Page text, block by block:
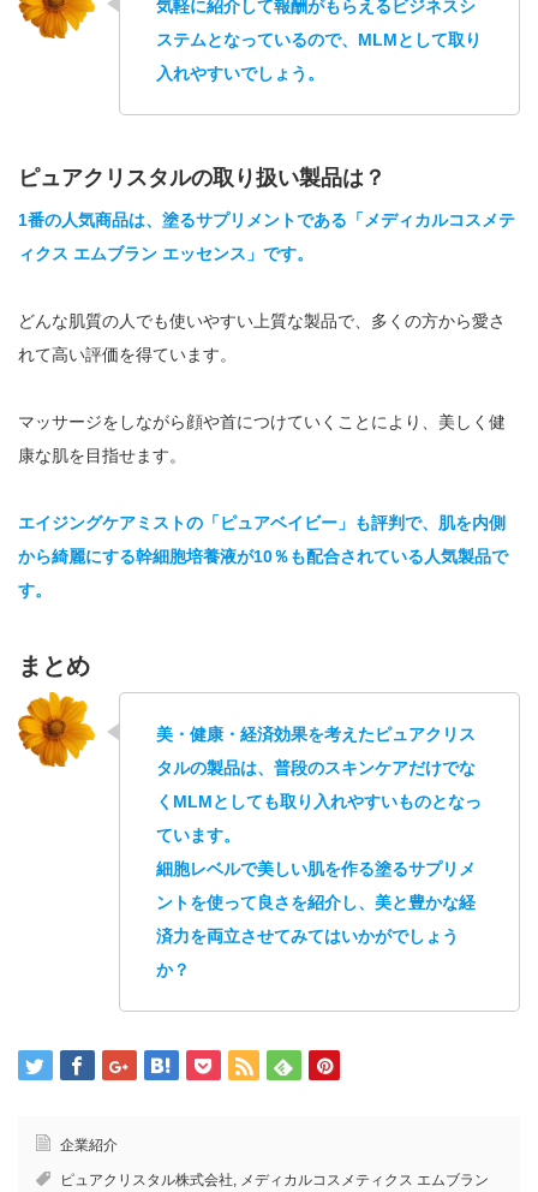
気軽に紹介して報酬がもらえるビジネスシ
ステムとなっているので、MLMとして取り
入れやすいでしょう。
ピュアクリスタルの取り扱い製品は？
1番の人気商品は、塗るサプリメントである「メディカルコスメテ
ィクス エムブラン エッセンス」です。
どんな肌質の人でも使いやすい上質な製品で、多くの方から愛さ
れて高い評価を得ています。
マッサージをしながら顔や首につけていくことにより、美しく健
康な肌を目指せます。
エイジングケアミストの「ピュアベイビー」も評判で、肌を内側
から綺麗にする幹細胞培養液が10％も配合されている人気製品で
す。
まとめ
美・健康・経済効果を考えたピュアクリス
タルの製品は、普段のスキンケアだけでな
くMLMとしても取り入れやすいものとなっ
ています。
細胞レベルで美しい肌を作る塗るサプリメ
ントを使って良さを紹介し、美と豊かな経
済力を両立させてみてはいかがでしょう
か？
企業紹介
ピュアクリスタル株式会社, メディカルコスメティクス エムブラン